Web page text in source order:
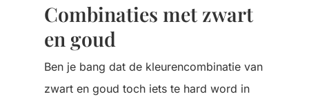
Combinaties met zwart
en goud
Ben je bang dat de kleurencombinatie van
zwart en goud toch iets te hard word in